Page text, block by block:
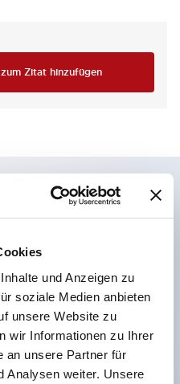
und Anzeigen zu
soziale Medien anbieten
unsere Website zu
wir Informationen zu Ihrer
an unsere Partner für
Analysen weiter. Unsere
zum Zitat hinzufügen
bis zum FA-Bereich
mit integriertem
und Diode im
vollständig verfügbar